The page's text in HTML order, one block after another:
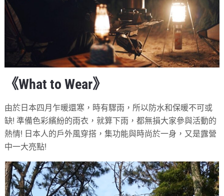
《What to Wear》
由於日本四月乍暖還寒，時有驟雨，所以防水和保暖不可或
缺! 準備色彩繽紛的雨衣，就算下雨，都無損大家參與活動的
熱情! 日本人的戶外風穿搭，集功能與時尚於一身，又是露營
中一大亮點!